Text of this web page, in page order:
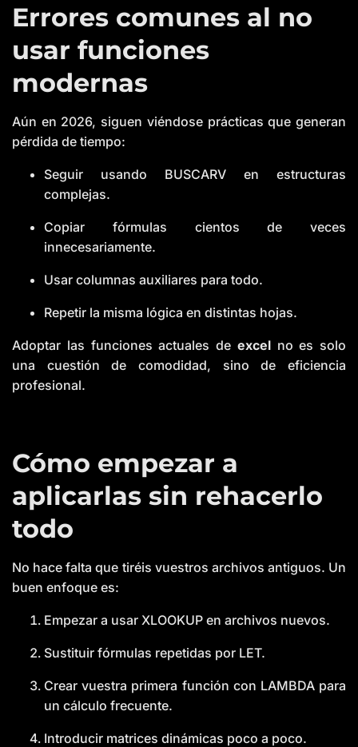
Errores comunes al no
usar funciones
modernas
Aún en 2026, siguen viéndose prácticas que generan
pérdida de tiempo:
Seguir usando BUSCARV en estructuras
complejas.
Copiar fórmulas cientos de veces
innecesariamente.
Usar columnas auxiliares para todo.
Repetir la misma lógica en distintas hojas.
Adoptar las funciones actuales de excel no es solo
una cuestión de comodidad, sino de eficiencia
profesional.
Cómo empezar a
aplicarlas sin rehacerlo
todo
No hace falta que tiréis vuestros archivos antiguos. Un
buen enfoque es:
Empezar a usar XLOOKUP en archivos nuevos.
Sustituir fórmulas repetidas por LET.
Crear vuestra primera función con LAMBDA para
un cálculo frecuente.
Introducir matrices dinámicas poco a poco.